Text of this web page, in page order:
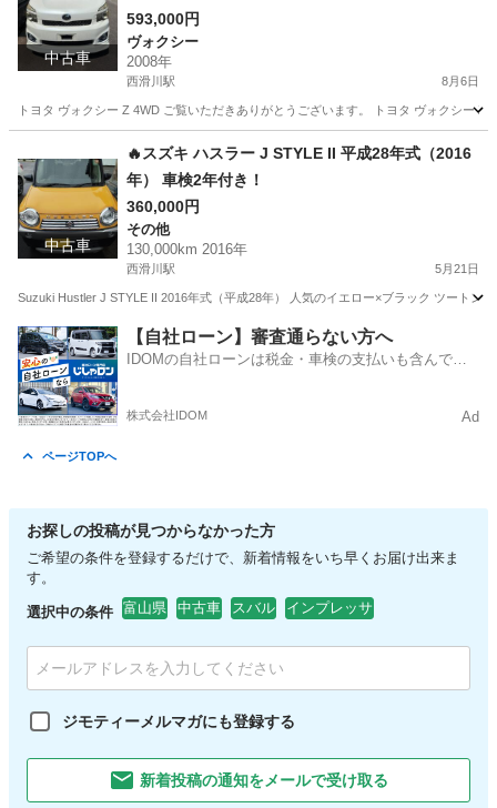
中古車
593,000円
ヴォクシー
2008年
西滑川駅 8月6日
トヨタ ヴォクシー Z 4WD ご覧いただきありがとうございます。 トヨタ ヴォクシー
西滑川駅 ヴォクシー
中古車
🔥スズキ ハスラー J STYLE II 平成28年式（2016
年） 車検2年付き！
360,000円
その他
130,000km 2016年
西滑川駅 5月21日
Suzuki Hustler J STYLE II 2016年式（平成28年） 人気のイエロー×ブラック ツート
富山 富山市 西滑川駅 その他 ハスラー
【自社ローン】審査通らない方へ
IDOMの自社ローンは税金・車検の支払いも含んでい
株式会社IDOM Ad
ページTOPへ
お探しの投稿が見つからなかった方
ご希望の条件を登録するだけで、新着情報をいち早くお届け出来ま
す。
選択中の条件 富山県 中古車 スバル インプレッサ
ジモティーメルマガにも登録する
新着投稿の通知をメールで受け取る